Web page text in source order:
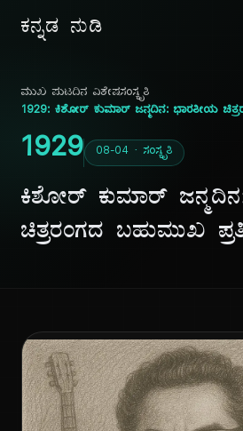
ಕನ್ನಡ ನುಡಿ
ಮುಖ ಪುಟದಿನ ವಿಶೇಷಸಂಸ್ಕೃತಿ
1929: ಕಿಶೋರ್ ಕುಮಾರ್ ಜನ್ಮದಿನ: ಭಾರತೀಯ
1929 08-04 · ಸಂಸ್ಕೃತಿ
ಕಿಶೋರ್ ಕುಮಾರ್
ಚಿತ್ರರಂಗದ ಬಹುಮುಖ